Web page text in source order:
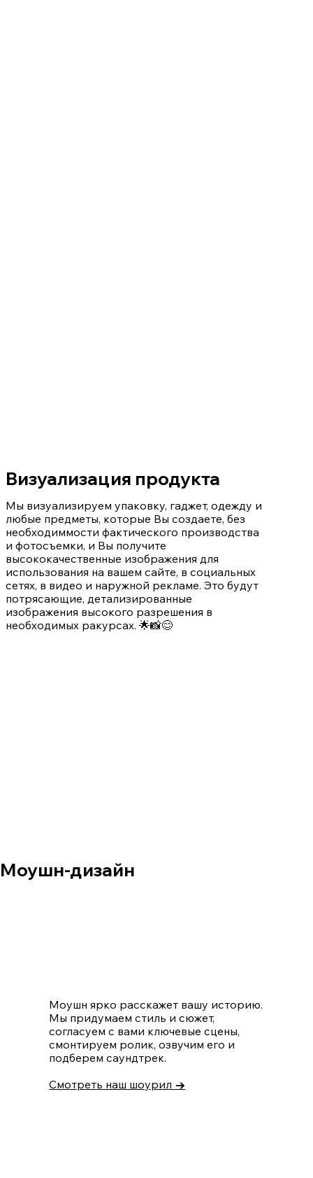
Моушн-дизайн
Моушн ярко расскажет вашу историю.
Мы придумаем стиль и сюжет,
согласуем с вами ключевые сцены,
смонтируем ролик, озвучим его и
подберем саундтрек.
Смотреть наш шоурил →
Визуализация продукта
Мы визуализируем упаковку, гаджет, одежду и
любые предметы, которые Вы создаете, без
необходиммости фактического производства
и фотосъемки, и Вы получите
высококачественные изображения для
использования на вашем сайте, в социальных
сетях, в видео и наружной рекламе. Это будут
потрясающие, детализированные
изображения высокого разрешения в
необходимых ракурсах. 🌟📸😊